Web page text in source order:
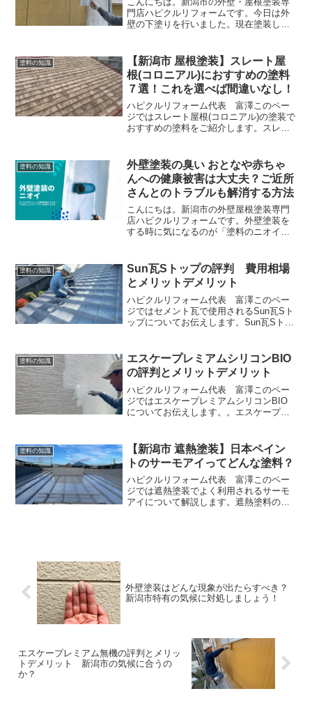
門店ハピクルリフォームです。今日は外
壁の下塗りを行いました。現在塗装して
います。純和風のお宅でよく吹き付けて
ある外壁です。築２０年...
塗料の知識
【新潟市 屋根塗装】スレート屋
根(コロニアル)におすすめの塗料
７選！これを選べば間違いなし！
ハピクルリフォーム代表 富澤このペー
ジではスレート屋根(コロニアル)の塗装で
おすすめの塗料をご紹介します。スレー
れません。多くのメーカーが多くの塗料
を発売していますので...
塗料の知識
外壁塗装の臭い おとなや赤ちゃ
んへの健康被害は大丈夫？ご近所
さんとのトラブルも解消する方法
こんにちは。新潟市の外壁屋根塗装専門
店ハピクルリフォームです。外壁塗装を
する時に気になるのが「塗料のニオイ」
どうしても塗料の匂いが入ってしまいま
す。また、窓を開けたとし...
塗料の知識
Sun瓦Sトップの評判 費用相場
とメリットデメリット
ハピクルリフォーム代表 富澤このペー
ジではセメント瓦で使用されるSun瓦Sト
ップについてお伝えします。Sun瓦Sトッ
瓦を塗装するときはSun瓦Sトップを使用
しています。...
塗料の知識
エスケープレミアムシリコンBIO
の評判とメリットデメリット
ハピクルリフォーム代表 富澤このペー
ジではエスケープレミアムシリコンBIO
についてお伝えします。。エスケープレ
す。この塗料は、強力防かび・防藻機能
を持つ超耐候形水性ハ...
塗料の知識
【新潟市 遮熱塗装】日本ペイン
トのサーモアイってどんな塗料？
ハピクルリフォーム代表 富澤このペー
ジでは遮熱塗装でよく利用されるサーモ
アイについて解説します。遮熱塗料のサ
外壁塗装はどんな現象が出たらすべき？
新潟市特有の気候に対処しましょう！
エスケープレミアム無機の評判とメリッ
トデメリット 新潟市の気候に合うの
か？